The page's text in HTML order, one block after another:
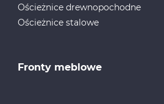
Ościeżnice drewnopochodne
Ościeżnice stalowe
Fronty meblowe